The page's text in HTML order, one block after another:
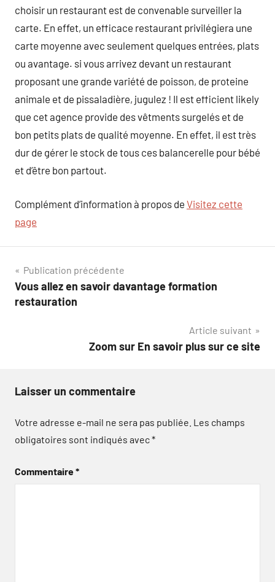
choisir un restaurant est de convenable surveiller la
carte. En effet, un efficace restaurant privilégiera une
carte moyenne avec seulement quelques entrées, plats
ou avantage. si vous arrivez devant un restaurant
proposant une grande variété de poisson, de proteine
animale et de pissaladière, jugulez ! Il est efficient likely
que cet agence provide des vêtments surgelés et de
bon petits plats de qualité moyenne. En effet, il est très
dur de gérer le stock de tous ces balancerelle pour bébé
et d’être bon partout.
Complément d’information à propos de Visitez cette
page
Navigation
de
Publication précédente
Vous allez en savoir davantage formation
restauration
Article suivant
Zoom sur En savoir plus sur ce site
Laisser un commentaire
Votre adresse e-mail ne sera pas publiée. Les champs
obligatoires sont indiqués avec*
Commentaire*